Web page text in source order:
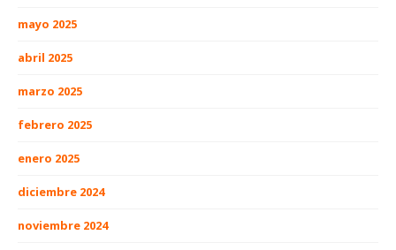
mayo 2025
abril 2025
marzo 2025
febrero 2025
enero 2025
diciembre 2024
noviembre 2024